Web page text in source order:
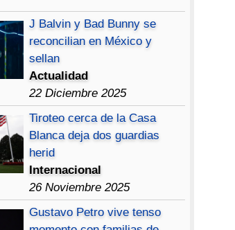
J Balvin y Bad Bunny se
reconcilian en México y
sellan
Actualidad
22 Diciembre 2025
Tiroteo cerca de la Casa
Blanca deja dos guardias
herid
Internacional
26 Noviembre 2025
Gustavo Petro vive tenso